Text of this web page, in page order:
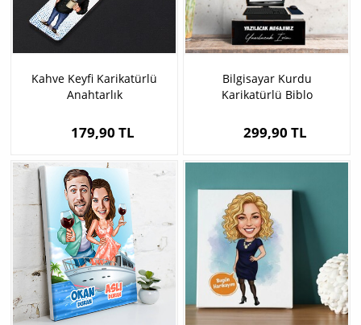
Kahve Keyfi Karikatürlü
Anahtarlık
179,90 TL
Bilgisayar Kurdu
Karikatürlü Biblo
299,90 TL